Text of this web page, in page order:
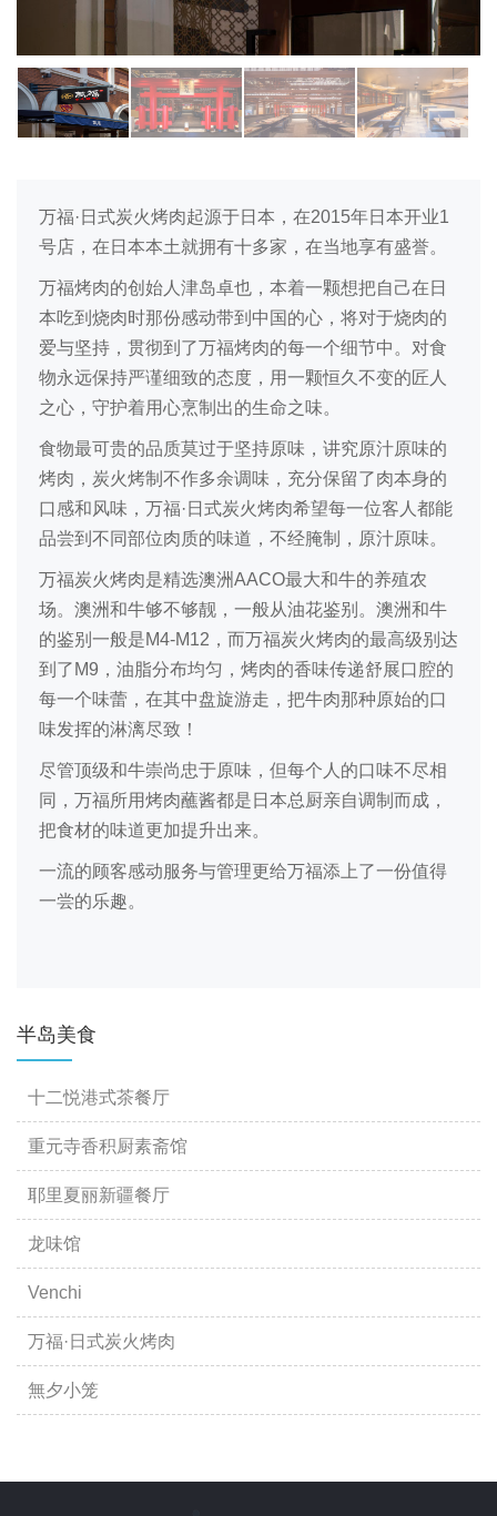
万福·日式炭火烤肉起源于日本，在2015年日本开业1
号店，在日本本土就拥有十多家，在当地享有盛誉。
万福烤肉的创始人津岛卓也，本着一颗想把自己在日
本吃到烧肉时那份感动带到中国的心，将对于烧肉的
爱与坚持，贯彻到了万福烤肉的每一个细节中。对食
物永远保持严谨细致的态度，用一颗恒久不变的匠人
之心，守护着用心烹制出的生命之味。
食物最可贵的品质莫过于坚持原味，讲究原汁原味的
烤肉，炭火烤制不作多余调味，充分保留了肉本身的
口感和风味，万福·日式炭火烤肉希望每一位客人都能
品尝到不同部位肉质的味道，不经腌制，原汁原味。
万福炭火烤肉是精选澳洲AACO最大和牛的养殖农
场。澳洲和牛够不够靓，一般从油花鉴别。澳洲和牛
的鉴别一般是M4-M12，而万福炭火烤肉的最高级别达
到了M9，油脂分布均匀，烤肉的香味传递舒展口腔的
每一个味蕾，在其中盘旋游走，把牛肉那种原始的口
味发挥的淋漓尽致！
尽管顶级和牛崇尚忠于原味，但每个人的口味不尽相
同，万福所用烤肉蘸酱都是日本总厨亲自调制而成，
把食材的味道更加提升出来。
一流的顾客感动服务与管理更给万福添上了一份值得
一尝的乐趣。
半岛美食
十二悦港式茶餐厅
重元寺香积厨素斋馆
耶里夏丽新疆餐厅
龙味馆
Venchi
万福·日式炭火烤肉
無夕小笼